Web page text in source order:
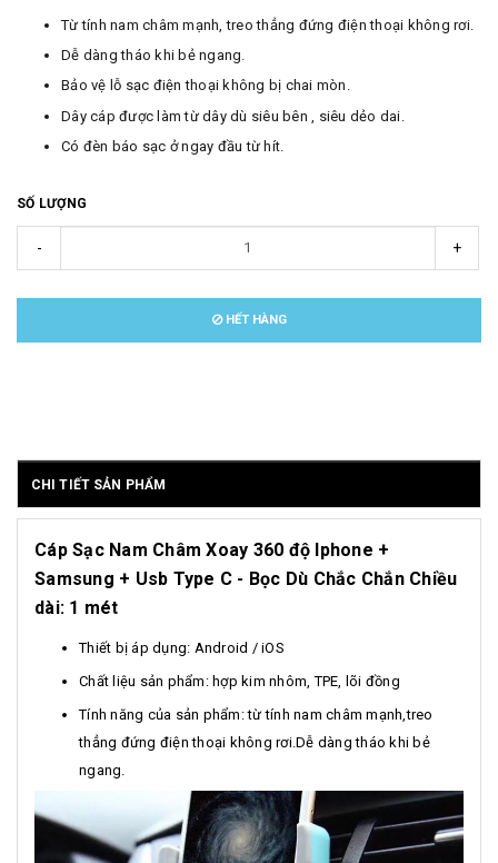
Từ tính nam châm mạnh, treo thẳng đứng điện thoại không rơi.
Dễ dàng tháo khi bẻ ngang.
Bảo vệ lỗ sạc điện thoại không bị chai mòn.
Dây cáp được làm từ dây dù siêu bên , siêu dẻo dai.
Có đèn báo sạc ở ngay đầu từ hít.
SỐ LƯỢNG
- +
HẾT HÀNG
CHI TIẾT SẢN PHẨM
Cáp Sạc Nam Châm Xoay 360 độ Iphone +
Samsung + Usb Type C - Bọc Dù Chắc Chắn Chiều
dài: 1 mét
Thiết bị áp dụng: Android / iOS
Chất liệu sản phẩm: hợp kim nhôm, TPE, lõi đồng
Tính năng của sản phẩm: từ tính nam châm mạnh,treo
thẳng đứng điện thoại không rơi.Dễ dàng tháo khi bẻ
ngang.